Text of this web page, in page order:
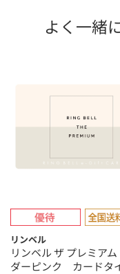
よく一緒
リンベル
リンベル ザ プレミア
ダーピンク カードタ